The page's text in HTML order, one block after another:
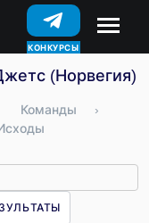
КОНКУРСЫ
(Норвегия)
Команды
›